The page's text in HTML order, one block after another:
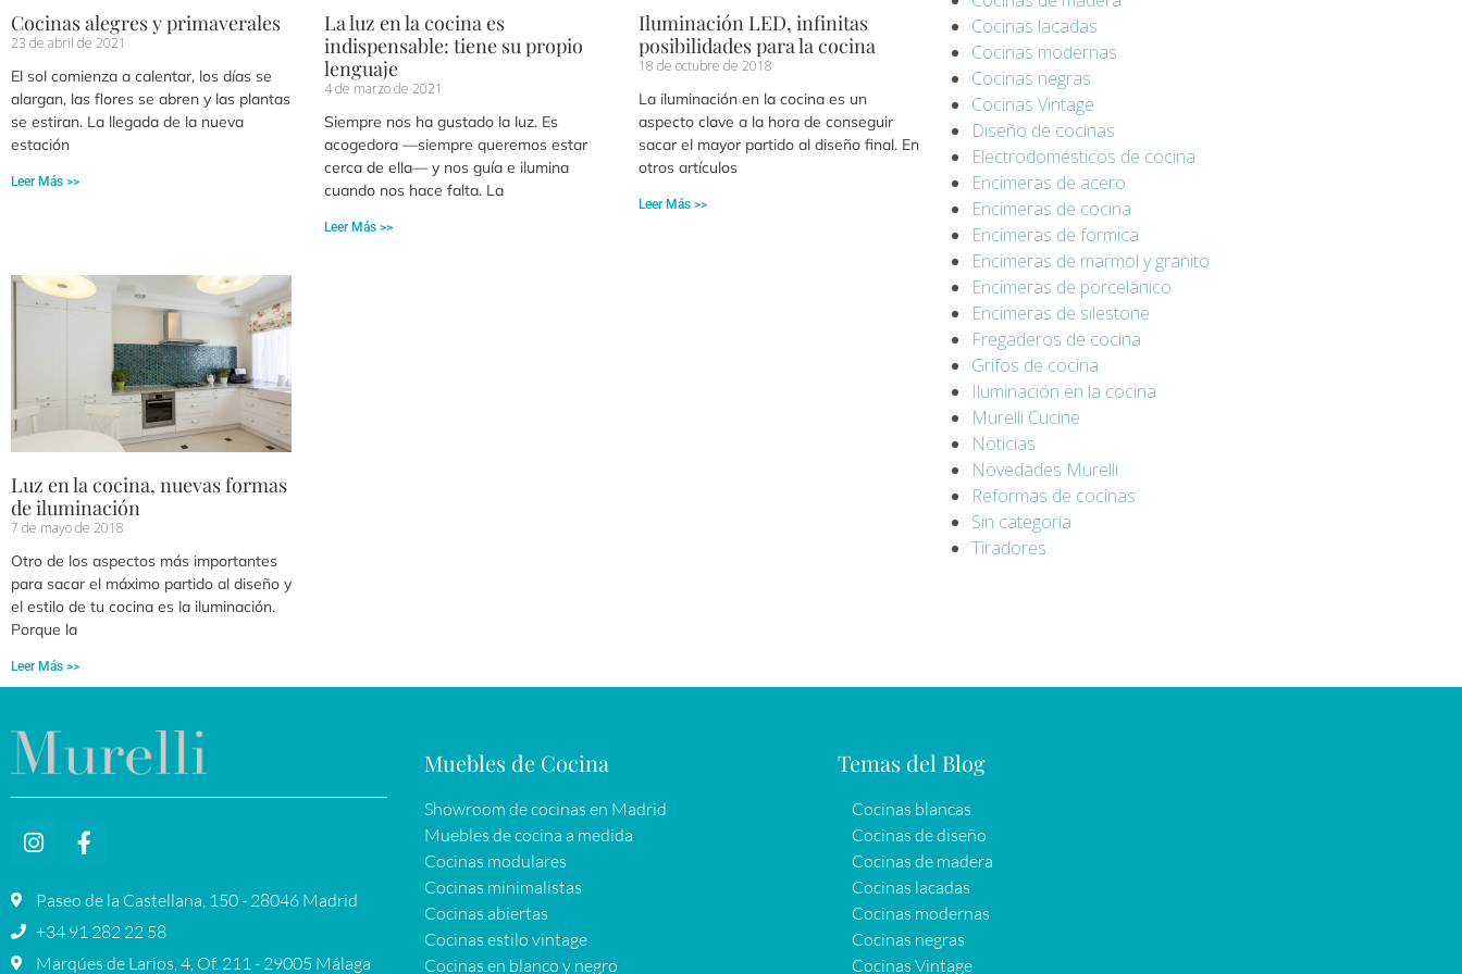
Cocinas alegres y primaverales
23 de abril de 2021
El sol comienza a calentar, los días se
alargan, las flores se abren y las plantas
se estiran. La llegada de la nueva
estación
Leer Más >>
La luz en la cocina es
indispensable: tiene su propio
lenguaje
4 de marzo de 2021
Siempre nos ha gustado la luz. Es
acogedora —siempre queremos estar
cerca de ella— y nos guía e ilumina
cuando nos hace falta. La
Leer Más >>
Iluminación LED, infinitas
posibilidades para la cocina
18 de octubre de 2018
La iluminación en la cocina es un
aspecto clave a la hora de conseguir
sacar el mayor partido al diseño final. En
otros artículos
Leer Más >>
Luz en la cocina, nuevas formas
de iluminación
7 de mayo de 2018
Otro de los aspectos más importantes
para sacar el máximo partido al diseño y
el estilo de tu cocina es la iluminación.
Porque la
Leer Más >>
Cocinas lacadas
Cocinas modernas
Cocinas negras
Cocinas Vintage
Diseño de cocinas
Electrodomésticos de cocina
Encimeras de acero
Encimeras de cocina
Encimeras de formica
Encimeras de marmol y granito
Encimeras de porcelánico
Encimeras de silestone
Fregaderos de cocina
Grifos de cocina
Iluminación en la cocina
Murelli Cucine
Noticias
Novedades Murelli
Reformas de cocinas
Sin categoría
Tiradores
Paseo de la Castellana, 150 - 28046 Madrid
+34 91 282 22 58
Marqúes de Larios, 4, Of. 211 - 29005 Málaga
Muebles de Cocina
Showroom de cocinas en Madrid
Muebles de cocina a medida
Cocinas modulares
Cocinas minimalistas
Cocinas abiertas
Cocinas estilo vintage
Cocinas en blanco y negro
Temas del Blog
Cocinas blancas
Cocinas de diseño
Cocinas de madera
Cocinas lacadas
Cocinas modernas
Cocinas negras
Cocinas Vintage